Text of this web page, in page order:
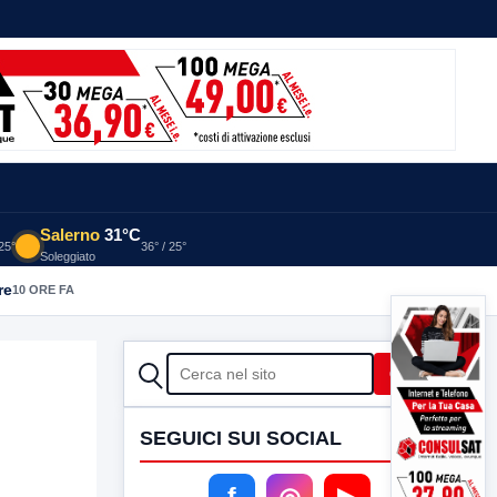
Salerno 31°C
Soleggiato
36° / 25°
10 ORE FA
CERCA Cerca
SEGUICI SUI SOCIAL